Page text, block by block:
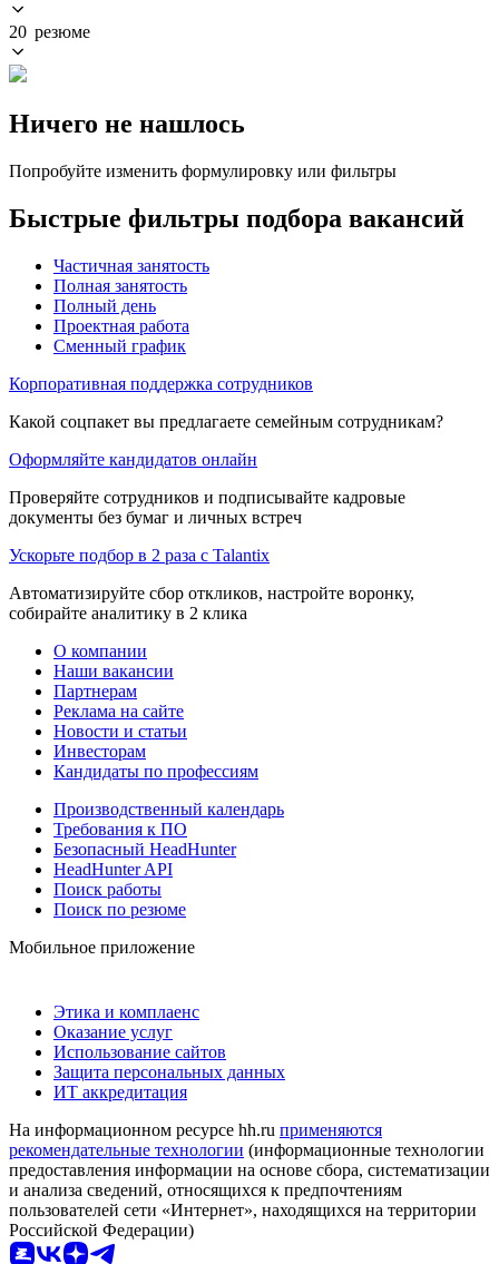
20 резюме
Ничего не нашлось
Попробуйте изменить формулировку или фильтры
Быстрые фильтры подбора вакансий
Частичная занятость
Полная занятость
Полный день
Проектная работа
Сменный график
Корпоративная поддержка сотрудников
Какой соцпакет вы предлагаете семейным сотрудникам?
Оформляйте кандидатов онлайн
Проверяйте сотрудников и подписывайте кадровые
документы без бумаг и личных встреч
Ускорьте подбор в 2 раза с Talantix
Автоматизируйте сбор откликов, настройте воронку,
собирайте аналитику в 2 клика
О компании
Наши вакансии
Партнерам
Реклама на сайте
Новости и статьи
Инвесторам
Кандидаты по профессиям
Производственный календарь
Требования к ПО
Безопасный HeadHunter
HeadHunter API
Поиск работы
Поиск по резюме
Мобильное приложение
Этика и комплаенс
Оказание услуг
Использование сайтов
Защита персональных данных
ИТ аккредитация
На информационном ресурсе hh.ru применяются
рекомендательные технологии (информационные технологии
предоставления информации на основе сбора, систематизации
и анализа сведений, относящихся к предпочтениям
пользователей сети «Интернет», находящихся на территории
Российской Федерации)